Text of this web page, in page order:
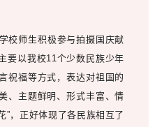
校师生积极参与拍摄国庆献
要以我校11个少数民族少年
祝福等方式，表达对祖国的
、主题鲜明、形式丰富、情
”，正好体现了各民族相互了